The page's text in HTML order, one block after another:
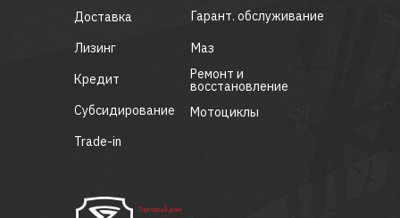
Торговый дом
Trade-in
Субсидирование
Кредит
Лизинг
Ремонт и
восстановление
Гарант. обслуживание
Доставка
Мотоциклы
Маз